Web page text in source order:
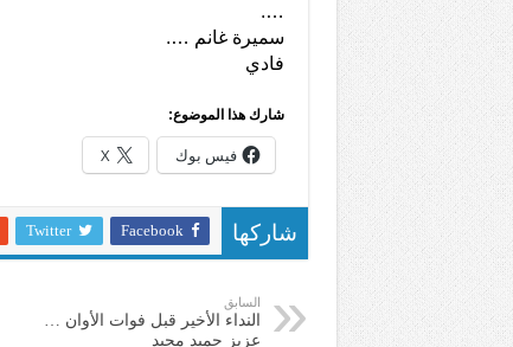
….
سميرة غانم ….
فادي
شارك هذا الموضوع:
فيس بوك X
شاركها Facebook
Twitter
السابق
النداء الأخير قبل فوات الأوان …
عزيز حميد مجيد